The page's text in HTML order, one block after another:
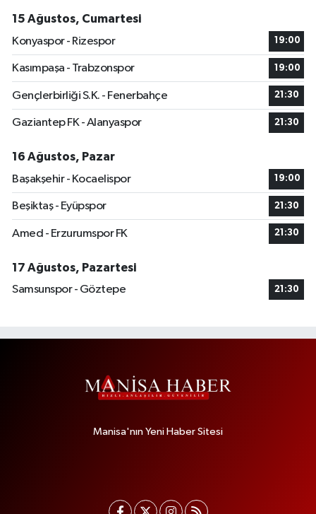
15 Ağustos, Cumartesi
Konyaspor - Rizespor
19:00
Kasımpaşa - Trabzonspor 19:00
Gençlerbirliği S.K. - Fenerbahçe 21:30
Gaziantep FK - Alanyaspor 21:30
16 Ağustos, Pazar
Başakşehir - Kocaelispor
19:00
Beşiktaş - Eyüpspor 21:30
Amed - Erzurumspor FK 21:30
17 Ağustos, Pazartesi
Samsunspor - Göztepe
21:30
Manisa'nın Yeni Haber Sitesi